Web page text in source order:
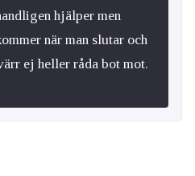
hjälper men
när man slutar och
ej heller råda bot mot.